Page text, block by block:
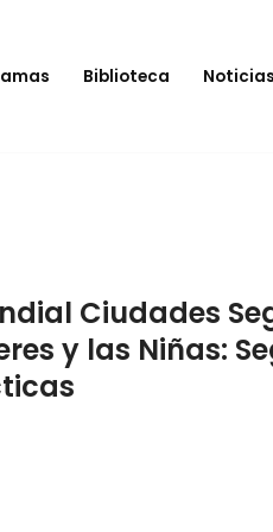
Biblioteca
Ciudades
y las Niñas: